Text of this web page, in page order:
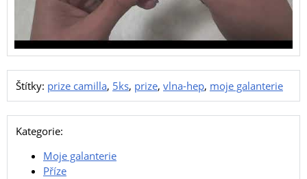
Štítky: prize camilla, 5ks, prize, vlna-hep, moje galanterie
Kategorie:
Moje galanterie
Příze